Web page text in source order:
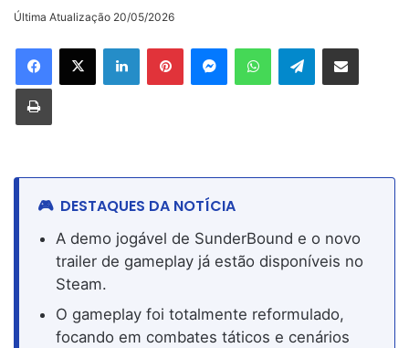
on
Última Atualização 20/05/2026
LinkedinPinterestMessengerWhatsAppTelegramCompartilhar via e-mail
Imprimir
DESTAQUES DA NOTÍCIA
A demo jogável de SunderBound e o novo
trailer de gameplay já estão disponíveis no
Steam.
O gameplay foi totalmente reformulado,
focando em combates táticos e cenários